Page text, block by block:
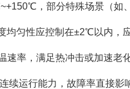
，部分特殊场景（如
均匀性应控制在±2℃以内，
率，满足热冲击或加速老
续运行能力，故障率直接影